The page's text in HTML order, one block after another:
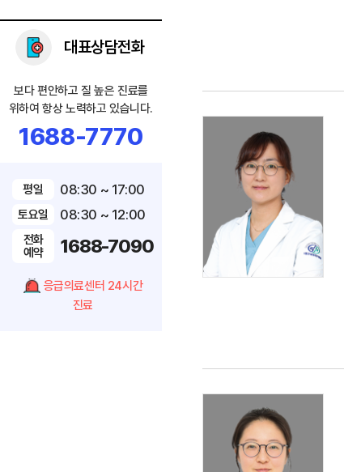
대표상담전화
보다 편안하고 질 높은 진료를
위하여 항상 노력하고 있습니다.
1688-7770
평일 08:30 ~ 17:00
토요일 08:30 ~ 12:00
전화
예약
1688-7090
응급의료센터 24시간
진료